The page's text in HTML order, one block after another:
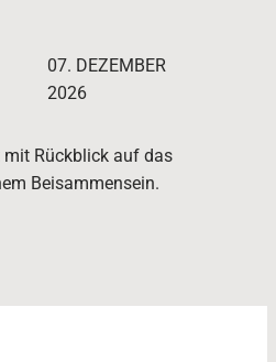
07. DEZEMBER
2026
mit Rückblick auf das
Beisammensein.